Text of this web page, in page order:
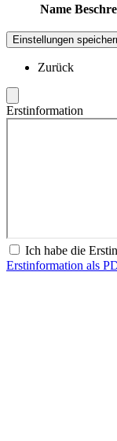
Name
Einstellungen
Zurück
Erstinformation
Ich habe die
Erstinformation als